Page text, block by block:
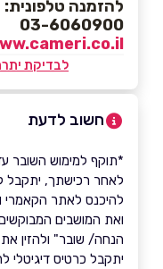
להזמנה טלפונית:
03-6060900
לבדיקת
חשוב לדעת
*תוקף למימוש השובר עד
לאחר רכישתך, יתקבל
להיכנס לאתר
ואת המושבים
הנחה/ שובר" ולהזין
יתקבל כרטיס דיגיטלי